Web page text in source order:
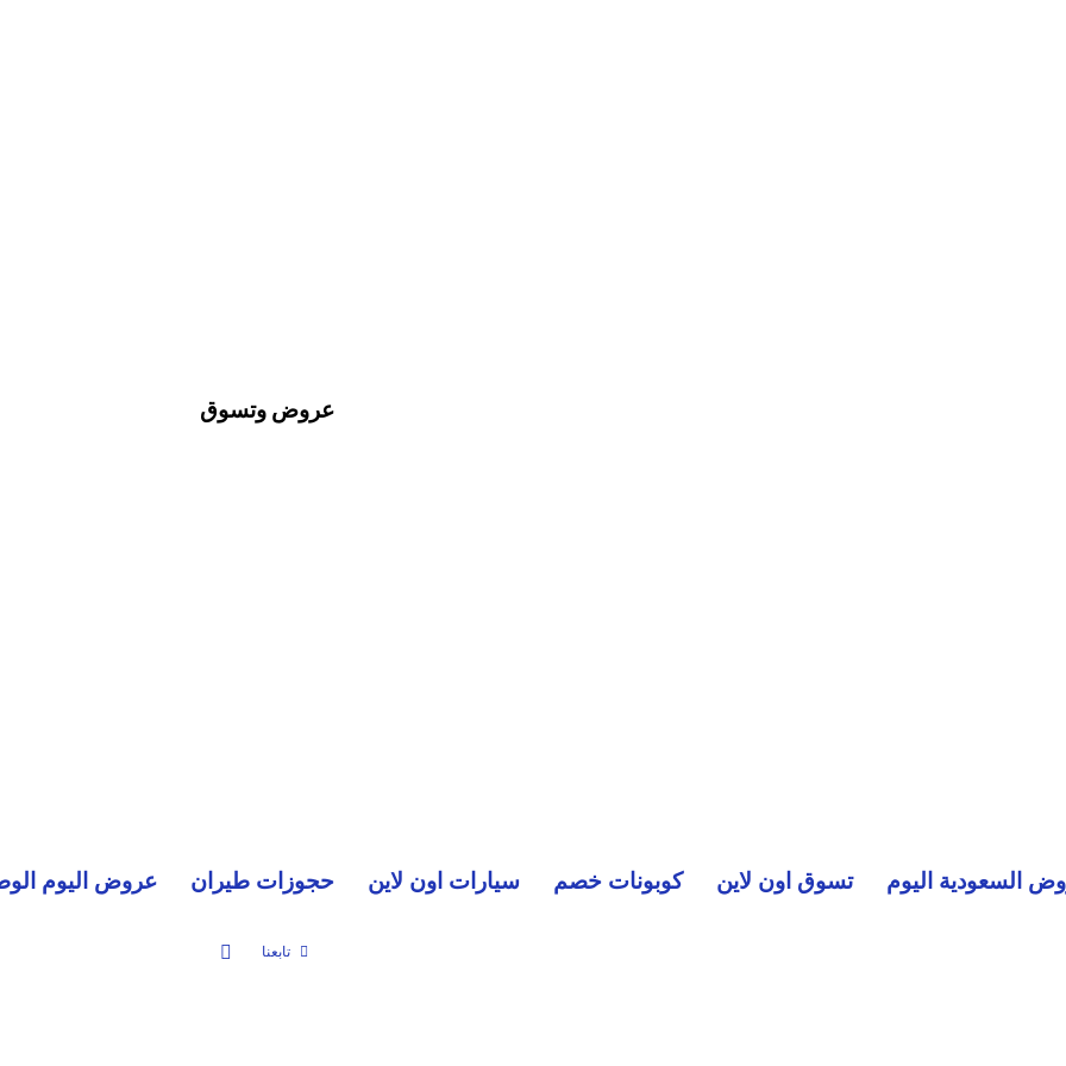
عروض وتسوق
السعودية اليوم تسوق اون لاين كوبونات خصم سيارات اون لاين حجوزات طيران عروض اليوم
تابعنا